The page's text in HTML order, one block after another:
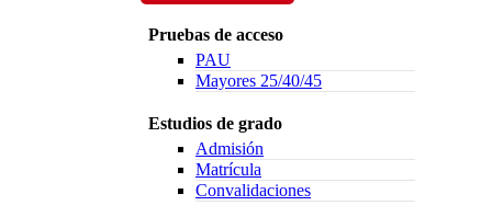
Pruebas de acceso
PAU
Mayores 25/40/45
Estudios de grado
Admisión
Matrícula
Convalidaciones